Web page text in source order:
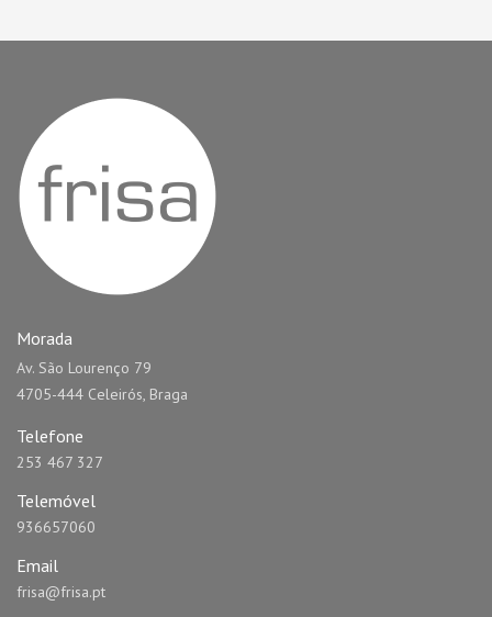
Morada
Av. São Lourenço 79
4705-444 Celeirós, Braga
Telefone
253 467 327
Telemóvel
936657060
Email
frisa@frisa.pt